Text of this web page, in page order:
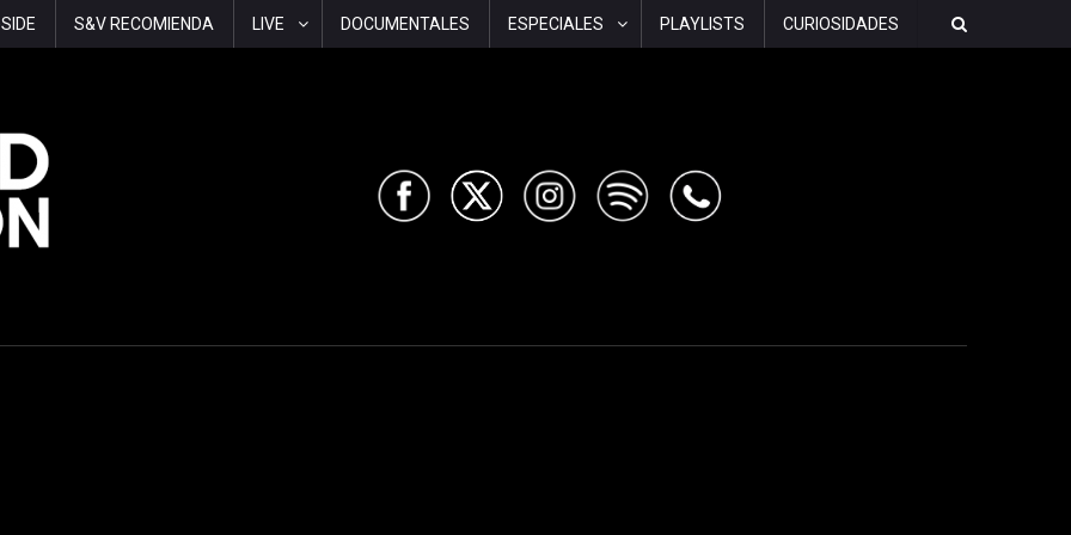
S&V RECOMIENDA LIVE DOCUMENTALES ESPECIALES PLAYLISTS CURIOSIDADES